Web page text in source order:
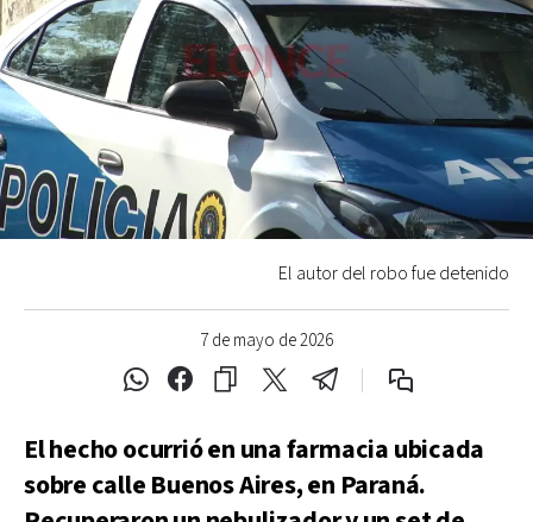
7 de mayo de 2026
El autor del robo fue detenido
El hecho ocurrió en una farmacia ubicada
sobre calle Buenos Aires, en Paraná.